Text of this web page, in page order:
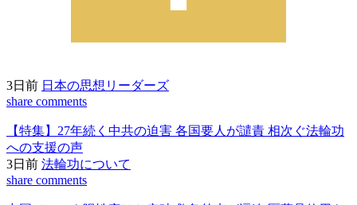
3日前 日本の思想リーダーズ
share comments
【特集】27年続く中共の迫害 各国要人が譴責 相次ぐ法輪功
への支援の声
3日前 法輪功について
share comments